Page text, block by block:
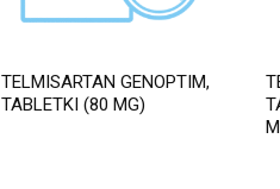
TELMISARTAN GENOPTIM,
TABLETKI (80 MG)